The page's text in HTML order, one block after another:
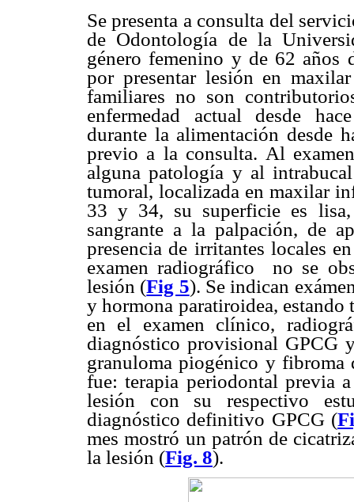
Se presenta a consulta del
de Odontología de la
género femenino y de 62 años
por presentar lesión en
familiares no son
enfermedad actual desde
durante la alimentación desde
previo a la consulta. Al
alguna patología y al
tumoral, localizada en maxilar
33 y 34, su superficie es
sangrante a la palpación, de
presencia de irritantes locales
examen radiográfico
no se
lesión (Fig 5). Se indican
y hormona paratiroidea,
en el examen clínico,
diagnóstico provisional GPCG
granuloma piogénico y fibroma
fue: terapia periodontal previa
lesión con su respectivo
diagnóstico definitivo GPCG (
mes mostró un patrón de
la lesión (Fig. 8).